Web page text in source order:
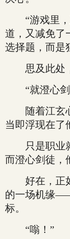
“游戏里，
道，又减免
选择题，而是
思及此处，
“就澄心剑
随着江玄心
当即浮现在了
只是职业就
而澄心剑徒，
好在，正如
的一场机缘
标。
“嗡！”